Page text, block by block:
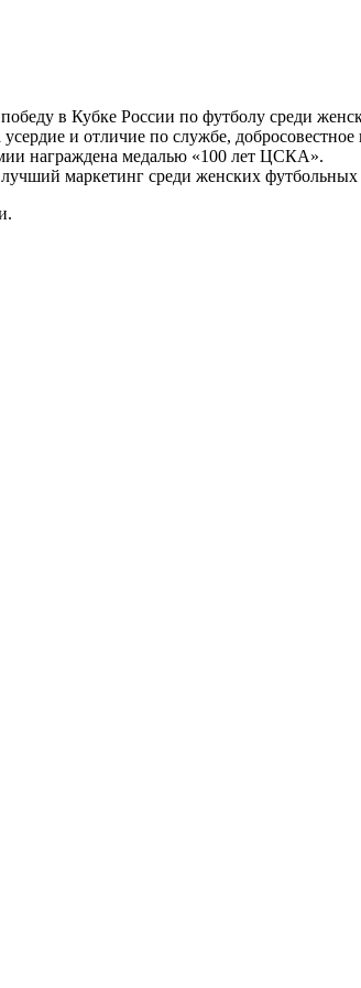
в Кубке России по футболу среди
и отличие по службе,
награждена медалью «100 лет ЦСКА».
маркетинг среди женских футбольных